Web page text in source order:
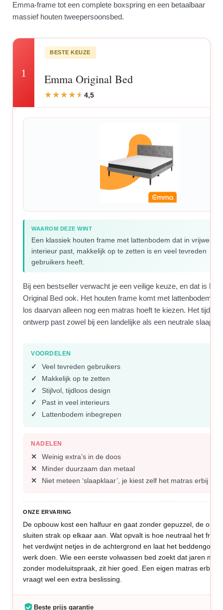
Emma-frame tot een complete boxspring en een betaalbaar
massief houten tweepersoonsbed.
1
BESTE KEUZE
Emma Original Bed
4,5
WAAROM DEZE WINT
Een klassiek houten frame met lattenbodem dat in vrijwel elk
interieur past, makkelijk op te zetten is en veel tevreden
gebruikers heeft.
Bij een bestseller verwacht je een veilige keuze, en dat is het
Original Bed ook. Het houten frame komt met lattenbodem,
los daarvan alleen nog een matras hoeft te kiezen. Het
ontwerp past zowel bij een landelijke als een neutrale
VOORDELEN
Veel tevreden gebruikers
Makkelijk op te zetten
Stijlvol, tijdloos design
Past in veel interieurs
Lattenbodem inbegrepen
NADELEN
Weinig extra’s in de doos
Minder duurzaam dan metaal
Niet meteen ‘slaapklaar’, je kiest zelf het matras erbij
ONZE ERVARING
De opbouw kost een halfuur en gaat zonder gepuzzel, de
sluiten strak op elkaar aan. Wat opvalt is hoe neutraal het
het verdwijnt netjes in de achtergrond en laat het beddengoed
werk doen. Wie een eerste volwassen bed zoekt dat jaren
zonder modeluitspraak, zit hier goed. Een eigen matras erbij
vraagt wel een extra beslissing.
Beste prijs garantie